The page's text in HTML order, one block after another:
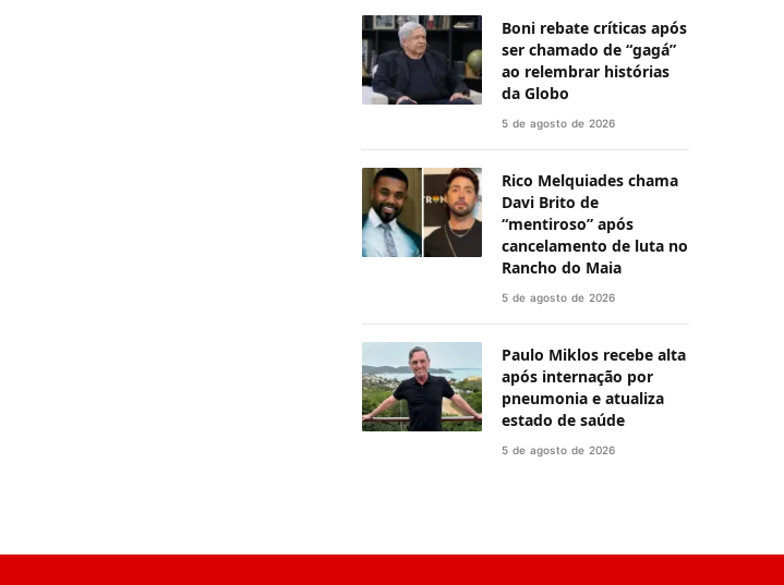
Boni rebate críticas após
ser chamado de “gagá”
ao relembrar histórias
da Globo
5 de agosto de 2026
Rico Melquiades chama
Davi Brito de
“mentiroso” após
cancelamento de luta no
Rancho do Maia
5 de agosto de 2026
Paulo Miklos recebe alta
após internação por
pneumonia e atualiza
estado de saúde
5 de agosto de 2026